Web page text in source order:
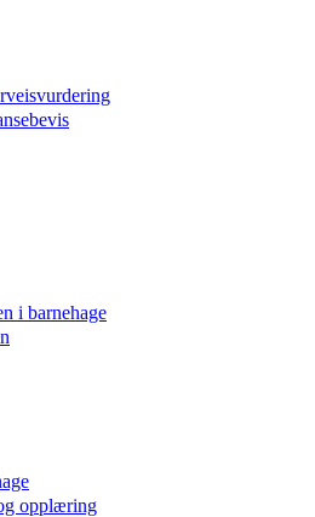
i barnehage
opplæring